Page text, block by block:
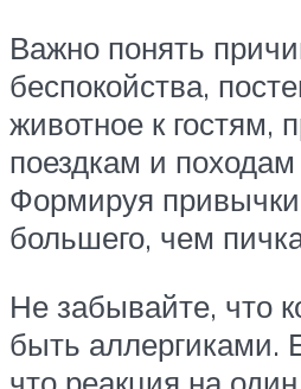
Важно понять
беспокойства,
животное к гостям,
поездкам и походам
Формируя
большего, чем
Не забывайте, что
быть аллергиками.